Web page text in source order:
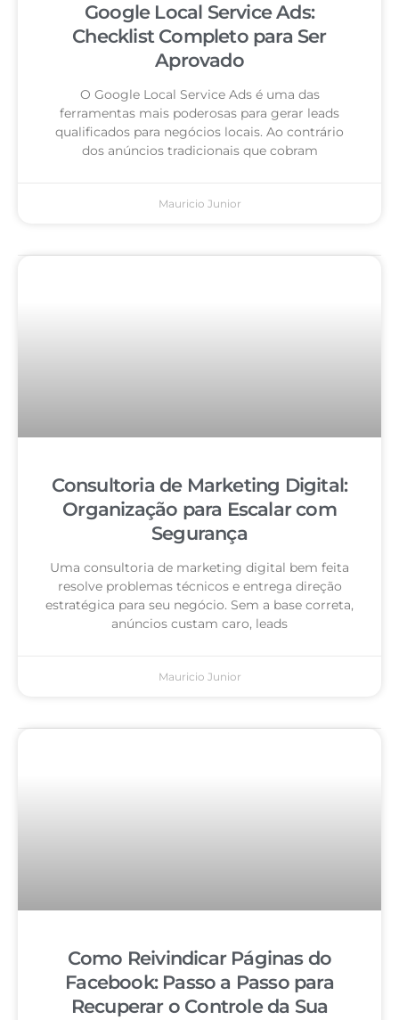
Google Local Service Ads:
Checklist Completo para Ser
Aprovado
O Google Local Service Ads é uma das
ferramentas mais poderosas para gerar leads
qualificados para negócios locais. Ao contrário
dos anúncios tradicionais que cobram
Mauricio Junior
Consultoria de Marketing Digital:
Organização para Escalar com
Segurança
Uma consultoria de marketing digital bem feita
resolve problemas técnicos e entrega direção
estratégica para seu negócio. Sem a base correta,
anúncios custam caro, leads
Mauricio Junior
Como Reivindicar Páginas do
Facebook: Passo a Passo para
Recuperar o Controle da Sua